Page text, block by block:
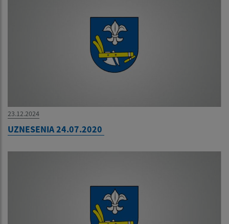
23.12.2024
UZNESENIA 24.07.2020